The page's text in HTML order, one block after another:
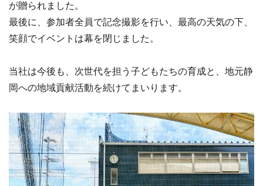
が贈られました。
最後に、参加者全員で記念撮影を行い、最高の天気の下、
笑顔でイベントは幕を閉じました。
当社は今後も、次世代を担う子どもたちの育成と、地元静
岡への地域貢献活動を続けてまいります。